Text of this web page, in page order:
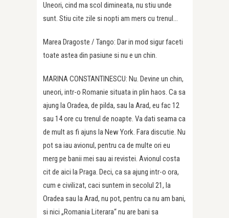
Uneori, cind ma scol dimineata, nu stiu unde
sunt. Stiu cite zile si nopti am mers cu trenul…
Marea Dragoste / Tango: Dar in mod sigur faceti
toate astea din pasiune si nu e un chin.
MARINA CONSTANTINESCU: Nu. Devine un chin,
uneori, intr-o Romanie situata in plin haos. Ca sa
ajung la Oradea, de pilda, sau la Arad, eu fac 12
sau 14 ore cu trenul de noapte. Va dati seama ca
de mult as fi ajuns la New York. Fara discutie. Nu
pot sa iau avionul, pentru ca de multe ori eu
merg pe banii mei sau ai revistei. Avionul costa
cit de aici la Praga. Deci, ca sa ajung intr-o ora,
cum e civilizat, caci suntem in secolul 21, la
Oradea sau la Arad, nu pot, pentru ca nu am bani,
si nici „Romania Literara“ nu are bani sa